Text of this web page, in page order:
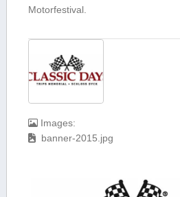
Motorfestival.
Images:
banner-2015.jpg